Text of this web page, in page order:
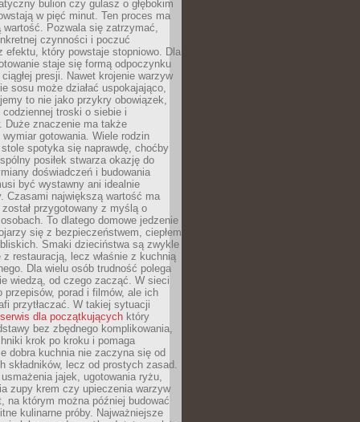
bulion czy gulasz o głębokim
w pięć minut. Ten proces ma
wartość. Pozwala się zatrzymać,
czynności i poczuć
efektu, który powstaje stopniowo. Dla
staje się formą odpoczynku
presji. Nawet krojenie warzyw
sosu może działać uspokajająco,
to nie jako przykry obowiązek,
troski o siebie i
Duże znaczenie ma także
gotowania. Wiele rodzin
stole spotyka się naprawdę, choćby
posiłek stwarza okazję do
doświadczeń i budowania
być wystawny ani idealnie
Czasami największą wartość ma
przygotowany z myślą o
To dlatego domowe jedzenie
się z bezpieczeństwem, ciepłem
Smaki dzieciństwa są zwykle
z restauracją, lecz właśnie z kuchnią
Dla wielu osób trudność polega
wiedzą, od czego zacząć. W sieci
przepisów, porad i filmów, ale ich
przytłaczać. W takiej sytuacji
serwis dla początkujących który
bez zbędnego komplikowania,
krok po kroku i pomaga
dobra kuchnia nie zaczyna się od
składników, lecz od prostych zasad.
jajek, ugotowania ryżu,
zupy krem czy upieczenia warzyw
na którym można później budować
kulinarne próby. Najważniejsze